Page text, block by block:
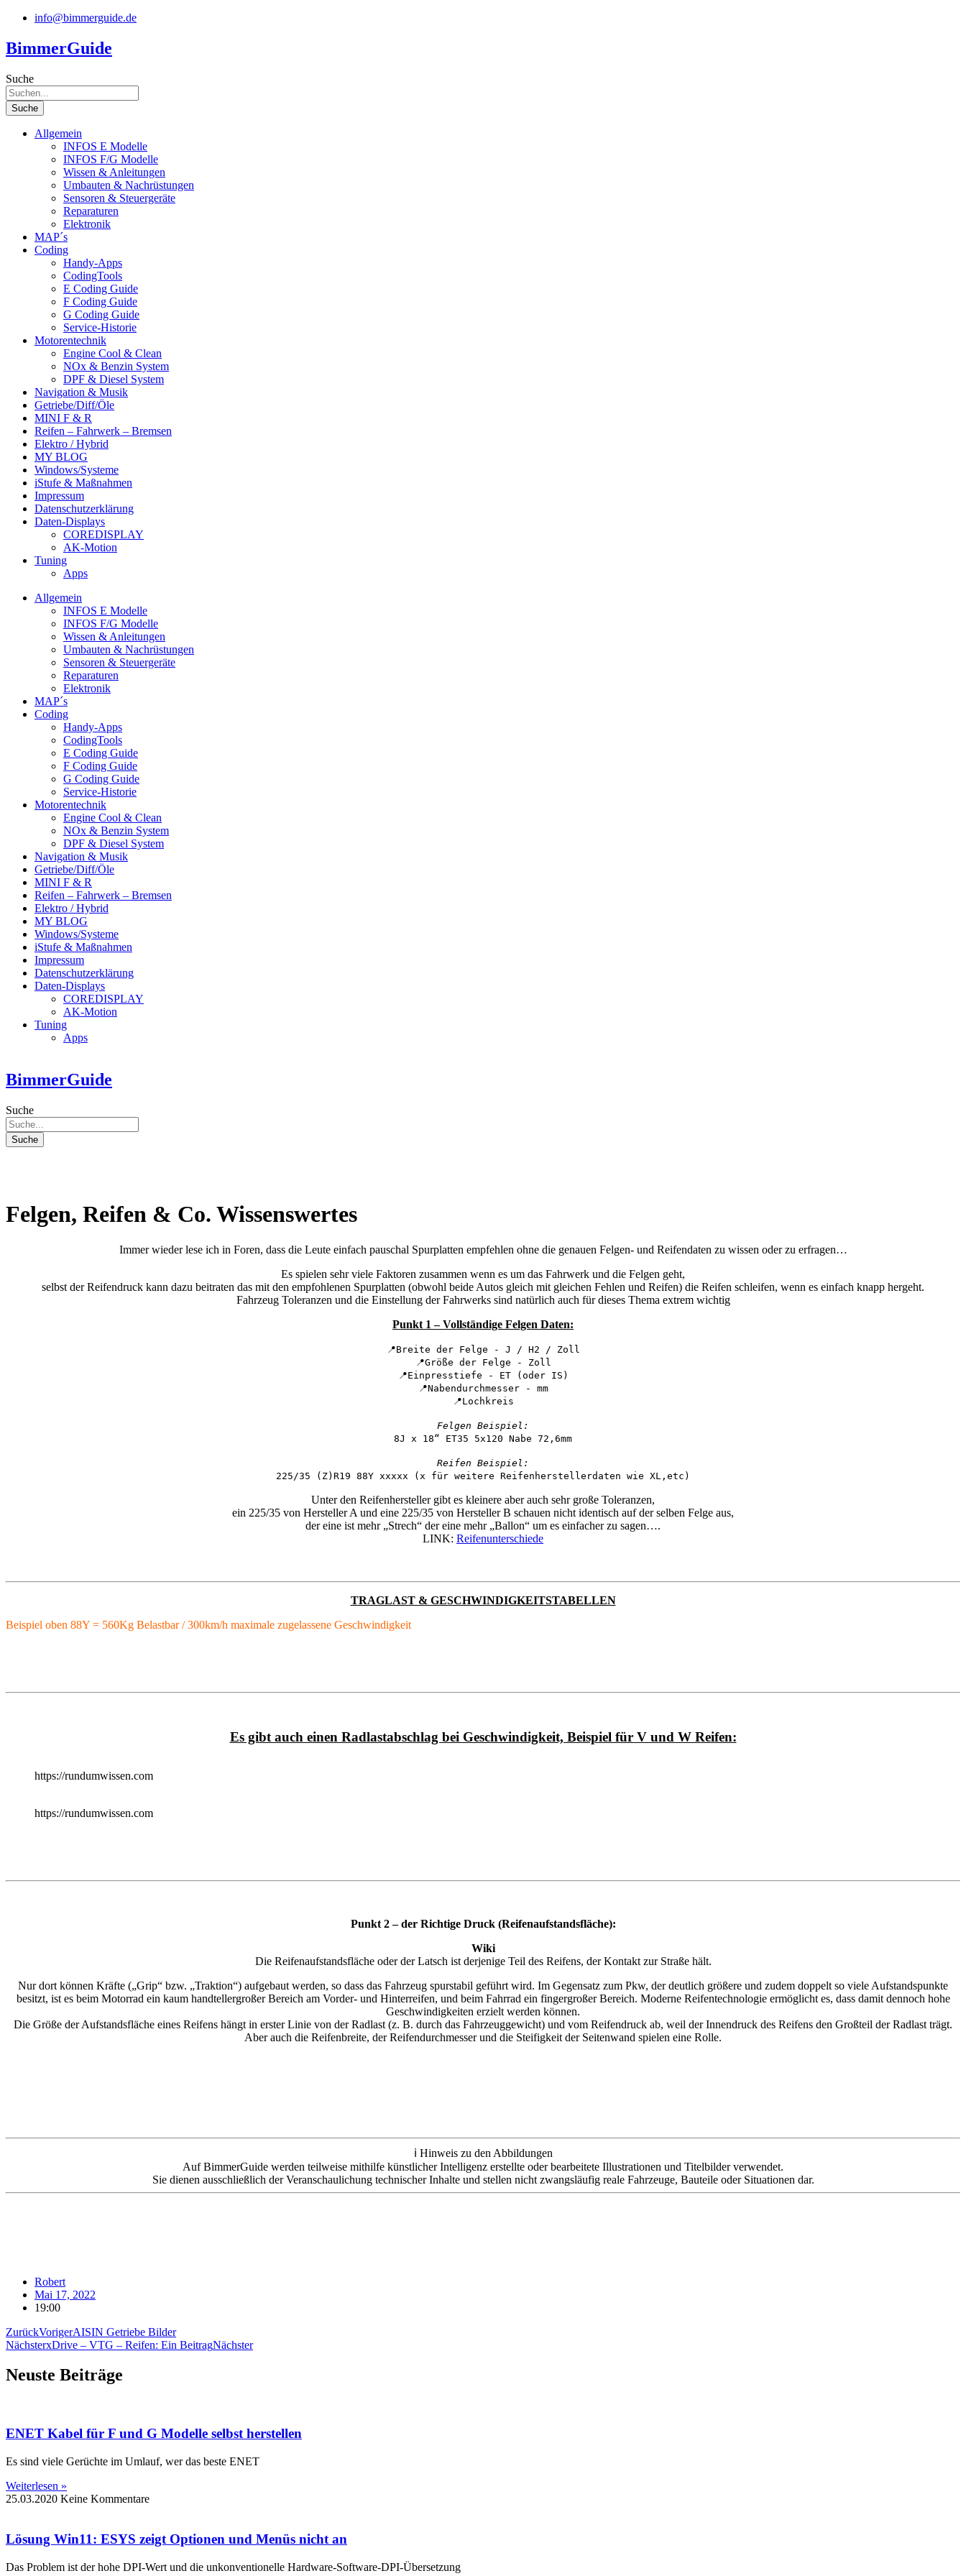
Zum
springen
info@bimmerguide.de
BimmerGuide
Suche
Suche
Allgemein
INFOS E Modelle
INFOS F/G Modelle
Wissen & Anleitungen
Umbauten & Nachrüstungen
Sensoren & Steuergeräte
Reparaturen
Elektronik
MAP´s
Coding
Handy-Apps
CodingTools
E Coding Guide
F Coding Guide
G Coding Guide
Service-Historie
Motorentechnik
Engine Cool & Clean
NOx & Benzin System
DPF & Diesel System
Navigation & Musik
Getriebe/Diff/Öle
MINI F & R
Reifen – Fahrwerk – Bremsen
Elektro / Hybrid
MY BLOG
Windows/Systeme
iStufe & Maßnahmen
Impressum
Datenschutzerklärung
Daten-Displays
COREDISPLAY
AK-Motion
Tuning
Apps
Allgemein
INFOS E Modelle
INFOS F/G Modelle
Wissen & Anleitungen
Umbauten & Nachrüstungen
Sensoren & Steuergeräte
Reparaturen
Elektronik
MAP´s
Coding
Handy-Apps
CodingTools
E Coding Guide
F Coding Guide
G Coding Guide
Service-Historie
Motorentechnik
Engine Cool & Clean
NOx & Benzin System
DPF & Diesel System
Navigation & Musik
Getriebe/Diff/Öle
MINI F & R
Reifen – Fahrwerk – Bremsen
Elektro / Hybrid
MY BLOG
Windows/Systeme
iStufe & Maßnahmen
Impressum
Datenschutzerklärung
Daten-Displays
COREDISPLAY
AK-Motion
Tuning
Apps
BimmerGuide
Suche
Suche
Felgen, Reifen & Co. Wissenswertes
Immer wieder lese ich in Foren, dass die Leute einfach pauschal Spurplatten empfehlen ohne die genauen Felgen- und Reifendaten zu wissen oder zu erfragen…
Es spielen sehr viele Faktoren zusammen wenn es um das Fahrwerk und die Felgen geht,
selbst der Reifendruck kann dazu beitraten das mit den empfohlenen Spurplatten (obwohl beide Autos gleich mit gleichen Fehlen und Reifen) die Reifen schleifen, wenn es einfach knapp hergeht.
Fahrzeug Toleranzen und die Einstellung der Fahrwerks sind natürlich auch für dieses Thema extrem wichtig
Punkt 1 – Vollständige Felgen Daten:
📍Breite der Felge - J / H2 / Zoll
📍Größe der Felge - Zoll
📍Einpresstiefe - ET (oder IS)
📍Nabendurchmesser - mm
📍Lochkreis
Felgen Beispiel:
8J x 18“ ET35 5x120 Nabe 72,6mm
Reifen Beispiel:
225/35 (Z)R19 88Y xxxxx (x für weitere Reifenherstellerdaten wie XL,etc)
Unter den Reifenhersteller gibt es kleinere aber auch sehr große Toleranzen,
ein 225/35 von Hersteller A und eine 225/35 von Hersteller B schauen nicht identisch auf der selben Felge aus,
der eine ist mehr „Strech“ der eine mehr „Ballon“ um es einfacher zu sagen….
LINK: Reifenunterschiede
TRAGLAST & GESCHWINDIGKEITSTABELLEN
Beispiel oben 88Y = 560Kg Belastbar / 300km/h maximale zugelassene Geschwindigkeit
Es gibt auch einen Radlastabschlag bei Geschwindigkeit, Beispiel für V und W Reifen:
https://rundumwissen.com
https://rundumwissen.com
Punkt 2 – der Richtige Druck (Reifenaufstandsfläche):
Wiki
Die Reifenaufstandsfläche oder der Latsch ist derjenige Teil des Reifens, der Kontakt zur Straße hält.
Nur dort können Kräfte („Grip“ bzw. „Traktion“) aufgebaut werden, so dass das Fahrzeug spurstabil geführt wird. Im Gegensatz zum Pkw, der deutlich größere und zudem doppelt so viele Aufstandspunkte
besitzt, ist es beim Motorrad ein kaum handtellergroßer Bereich am Vorder- und Hinterreifen, und beim Fahrrad ein fingergroßer Bereich. Moderne Reifentechnologie ermöglicht es, dass damit dennoch hohe
Geschwindigkeiten erzielt werden können.
Die Größe der Aufstandsfläche eines Reifens hängt in erster Linie von der Radlast (z. B. durch das Fahrzeuggewicht) und vom Reifendruck ab, weil der Innendruck des Reifens den Großteil der Radlast trägt.
Aber auch die Reifenbreite, der Reifendurchmesser und die Steifigkeit der Seitenwand spielen eine Rolle.
ℹ️ Hinweis zu den Abbildungen
Auf BimmerGuide werden teilweise mithilfe künstlicher Intelligenz erstellte oder bearbeitete Illustrationen und Titelbilder verwendet.
Sie dienen ausschließlich der Veranschaulichung technischer Inhalte und stellen nicht zwangsläufig reale Fahrzeuge, Bauteile oder Situationen dar.
Robert
Mai 17, 2022
19:00
ZurückVorigerAISIN Getriebe Bilder
NächsterxDrive – VTG – Reifen: Ein BeitragNächster
Neuste Beiträge
ENET Kabel für F und G Modelle selbst herstellen
Es sind viele Gerüchte im Umlauf, wer das beste ENET
Weiterlesen »
25.03.2020 Keine Kommentare
Lösung Win11: ESYS zeigt Optionen und Menüs nicht an
Das Problem ist der hohe DPI-Wert und die unkonventionelle Hardware-Software-DPI-Übersetzung